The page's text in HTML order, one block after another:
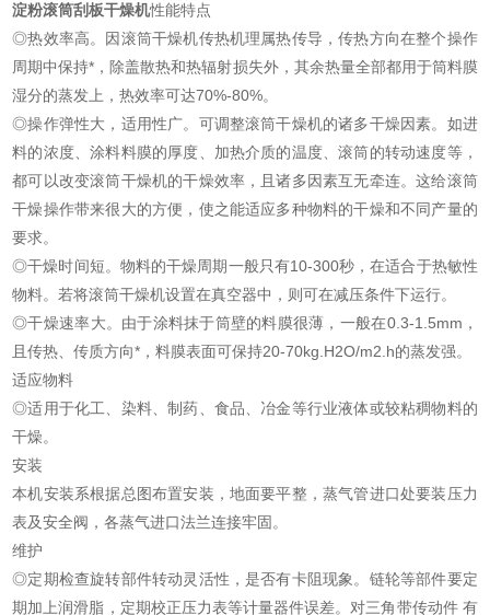
淀粉滚筒刮板干燥机性能特点
◎热效率高。因滚筒干燥机传热机理属热传导，传热方向在整个操作
周期中保持*，除盖散热和热辐射损失外，其余热量全部都用于筒料膜
湿分的蒸发上，热效率可达70%-80%。
◎操作弹性大，适用性广。可调整滚筒干燥机的诸多干燥因素。如进
料的浓度、涂料料膜的厚度、加热介质的温度、滚筒的转动速度等，
都可以改变滚筒干燥机的干燥效率，且诸多因素互无牵连。这给滚筒
干燥操作带来很大的方便，使之能适应多种物料的干燥和不同产量的
要求。
◎干燥时间短。物料的干燥周期一般只有10-300秒，在适合于热敏性
物料。若将滚筒干燥机设置在真空器中，则可在减压条件下运行。
◎干燥速率大。由于涂料抹于筒壁的料膜很薄，一般在0.3-1.5mm，
且传热、传质方向*，料膜表面可保持20-70kg.H2O/m2.h的蒸发强。
适应物料
◎适用于化工、染料、制药、食品、冶金等行业液体或较粘稠物料的
干燥。
安装
本机安装系根据总图布置安装，地面要平整，蒸气管进口处要装压力
表及安全阀，各蒸气进口法兰连接牢固。
维护
◎定期检查旋转部件转动灵活性，是否有卡阻现象。链轮等部件要定
期加上润滑脂，定期校正压力表等计量器件误差。对三角带传动件 有